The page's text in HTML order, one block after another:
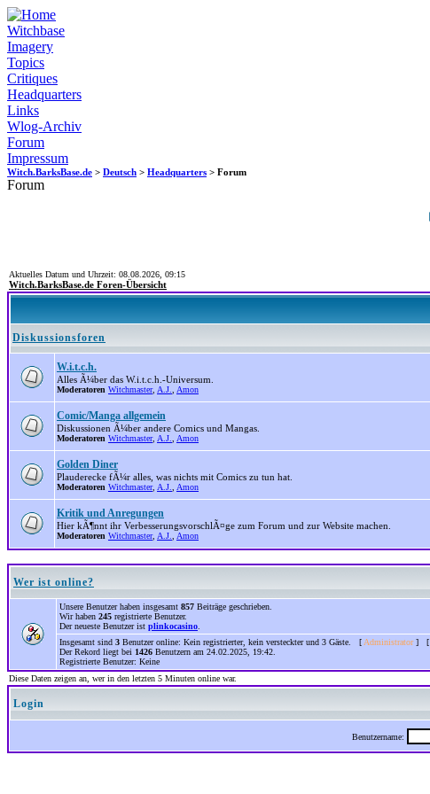
Witchbase
Imagery
Topics
Critiques
Headquarters
Links
Wlog-Archiv
Forum
Impressum
Witch.BarksBase.de > Deutsch > Headquarters > Forum
Forum
Aktuelles Datum und Uhrzeit: 08.08.2026, 09:15
Witch.BarksBase.de Foren-Übersicht
Diskussionsforen
W.i.t.c.h.
Alles Ã¼ber das W.i.t.c.h.-Universum.
Moderatoren Witchmaster, A.J. Amon
Comic/Manga allgemein
Diskussionen Ã¼ber andere Comics und Mangas.
Moderatoren Witchmaster, A.J. Amon
Golden Diner
Plauderecke fÃ¼r alles, was nichts mit Comics zu tun hat.
Moderatoren Witchmaster, A.J. Amon
Kritik und Anregungen
Hier kÃ¶nnt ihr VerbesserungsvorschlÃ¤ge zum Forum und zur Website machen.
Moderatoren Witchmaster, A.J. Amon
Wer ist online?
Unsere Benutzer haben insgesamt 857 Beiträge geschrieben.
Wir haben 245 registrierte Benutzer.
Der neueste Benutzer ist plinkocasino
Insgesamt sind 3 Benutzer online: Kein registrierter, kein versteckter und 3 Gäste. [ Administrator] [
Der Rekord liegt bei 1426 Benutzern am 24.02.2025, 19:42.
Registrierte Benutzer: Keine
Diese Daten zeigen an, wer in den letzten 5 Minuten online war.
Login
Benutzername: